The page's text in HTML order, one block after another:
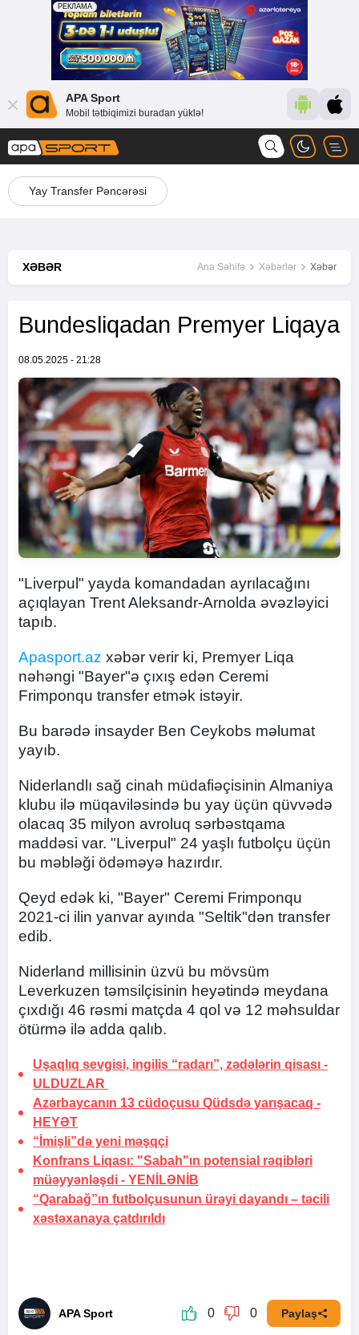
APA Sport
Mobil tətbiqimizi buradan yüklə!
Yay Transfer Pəncərəsi
XƏBƏR Ana Səhifə Xəbərlər Xəbər
Bundesliqadan Premyer Liqaya
08.05.2025 - 21:28
"Liverpul" yayda komandadan ayrılacağını
açıqlayan Trent Aleksandr-Arnolda əvəzləyici
tapıb.
Apasport.az xəbər verir ki, Premyer Liqa
nəhəngi "Bayer"ə çıxış edən Ceremi
Frimponqu transfer etmək istəyir.
Bu barədə insayder Ben Ceykobs məlumat
yayıb.
Niderlandlı sağ cinah müdafiəçisinin Almaniya
klubu ilə müqaviləsində bu yay üçün qüvvədə
olacaq 35 milyon avroluq sərbəstqama
maddəsi var. "Liverpul" 24 yaşlı futbolçu üçün
bu məbləği ödəməyə hazırdır.
Qeyd edək ki, "Bayer" Ceremi Frimponqu
2021-ci ilin yanvar ayında "Seltik"dən transfer
edib.
Niderland millisinin üzvü bu mövsüm
Leverkuzen təmsilçisinin heyətində meydana
çıxdığı 46 rəsmi matçda 4 qol və 12 məhsuldar
ötürmə ilə adda qalıb.
Uşaqlıq sevgisi, ingilis “radarı”, zədələrin qisası -
ULDUZLAR
Azərbaycanın 13 cüdoçusu Qüdsdə yarışacaq -
HEYƏT
“İmişli”də yeni məşqçi
Konfrans Liqası: "Sabah"ın potensial rəqibləri
müəyyənləşdi - YENİLƏNİB
“Qarabağ”ın futbolçusunun ürəyi dayandı – təcili
xəstəxanaya çatdırıldı
APA Sport 0 0 Paylaş